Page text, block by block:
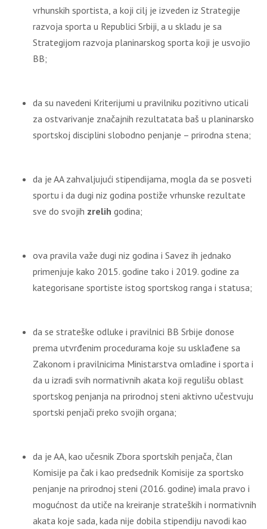
vrhunskih sportista, a koji cilj je izveden iz Strategije
razvoja sporta u Republici Srbiji, a u skladu je sa
Strategijom razvoja planinarskog sporta koji je usvojio
BB;
da su navedeni Kriterijumi u pravilniku pozitivno uticali
za ostvarivanje značajnih rezultatata baš u planinarsko
sportskoj disciplini slobodno penjanje – prirodna stena;
da je AA zahvaljujući stipendijama, mogla da se posveti
sportu i da dugi niz godina postiže vrhunske rezultate
sve do svojih zrelih godina;
ova pravila važe dugi niz godina i Savez ih jednako
primenjuje kako 2015. godine tako i 2019. godine za
kategorisane sportiste istog sportskog ranga i statusa;
da se strateške odluke i pravilnici BB Srbije donose
prema utvrđenim procedurama koje su usklađene sa
Zakonom i pravilnicima Ministarstva omladine i sporta i
da u izradi svih normativnih akata koji regulišu oblast
sportskog penjanja na prirodnoj steni aktivno učestvuju
sportski penjači preko svojih organa;
da je AA, kao učesnik Zbora sportskih penjača, član
Komisije pa čak i kao predsednik Komisije za sportsko
penjanje na prirodnoj steni (2016. godine) imala pravo i
mogućnost da utiče na kreiranje strateških i normativnih
akata koje sada, kada nije dobila stipendiju navodi kao